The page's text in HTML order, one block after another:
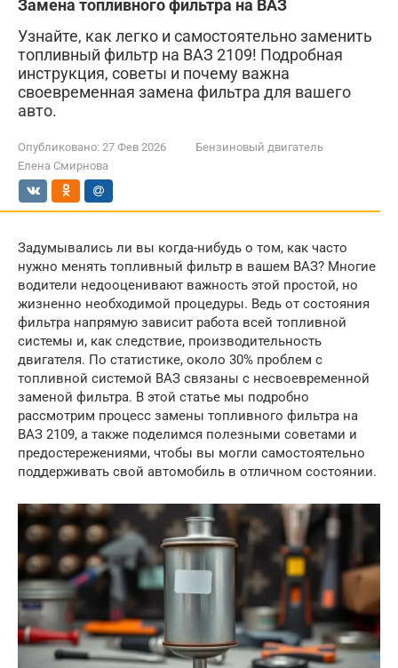
Замена топливного фильтра на ВАЗ
Узнайте, как легко и самостоятельно заменить
топливный фильтр на ВАЗ 2109! Подробная
инструкция, советы и почему важна
своевременная замена фильтра для вашего
авто.
Опубликовано: 27 Фев 2026
Бензиновый двигатель
Елена Смирнова
Задумывались ли вы когда-нибудь о том, как часто
нужно менять топливный фильтр в вашем ВАЗ? Многие
водители недооценивают важность этой простой, но
жизненно необходимой процедуры. Ведь от состояния
фильтра напрямую зависит работа всей топливной
системы и, как следствие, производительность
двигателя. По статистике, около 30% проблем с
топливной системой ВАЗ связаны с несвоевременной
заменой фильтра. В этой статье мы подробно
рассмотрим процесс замены топливного фильтра на
ВАЗ 2109, а также поделимся полезными советами и
предостережениями, чтобы вы могли самостоятельно
поддерживать свой автомобиль в отличном состоянии.